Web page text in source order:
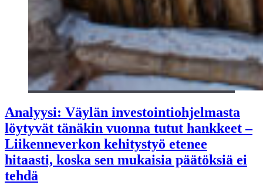
Analyysi: Väylän investointiohjelmasta
löytyvät tänäkin vuonna tutut hankkeet –
Liikenneverkon kehitystyö etenee
hitaasti, koska sen mukaisia päätöksiä ei
tehdä